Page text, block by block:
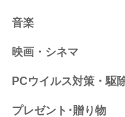
音楽
映画・シネマ
PCウイルス対策・駆
プレゼント･贈り物